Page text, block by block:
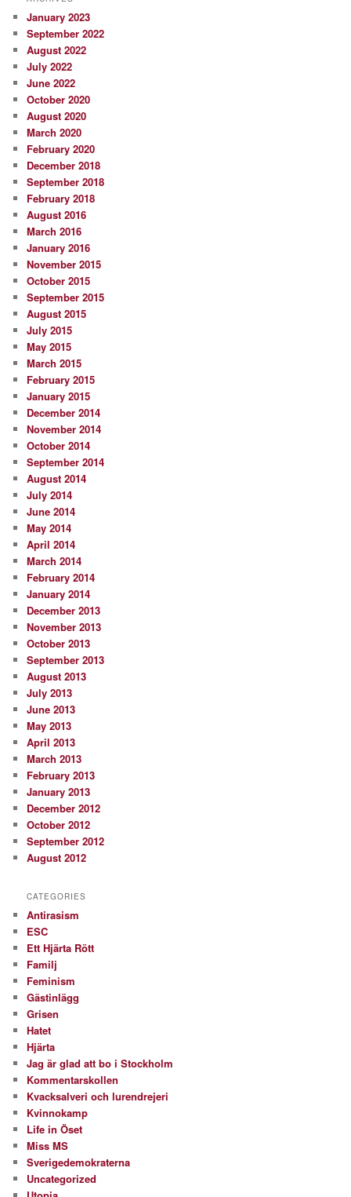
January 2023
September 2022
August 2022
July 2022
June 2022
October 2020
August 2020
March 2020
February 2020
December 2018
September 2018
February 2018
August 2016
March 2016
January 2016
November 2015
October 2015
September 2015
August 2015
July 2015
May 2015
March 2015
February 2015
January 2015
December 2014
November 2014
October 2014
September 2014
August 2014
July 2014
June 2014
May 2014
April 2014
March 2014
February 2014
January 2014
December 2013
November 2013
October 2013
September 2013
August 2013
July 2013
June 2013
May 2013
April 2013
March 2013
February 2013
January 2013
December 2012
October 2012
September 2012
August 2012
CATEGORIES
Antirasism
ESC
Ett Hjärta Rött
Familj
Feminism
Gästinlägg
Grisen
Hatet
Hjärta
Jag är glad att bo i Stockholm
Kommentarskollen
Kvacksalveri och lurendrejeri
Kvinnokamp
Life in Öset
Miss MS
Sverigedemokraterna
Uncategorized